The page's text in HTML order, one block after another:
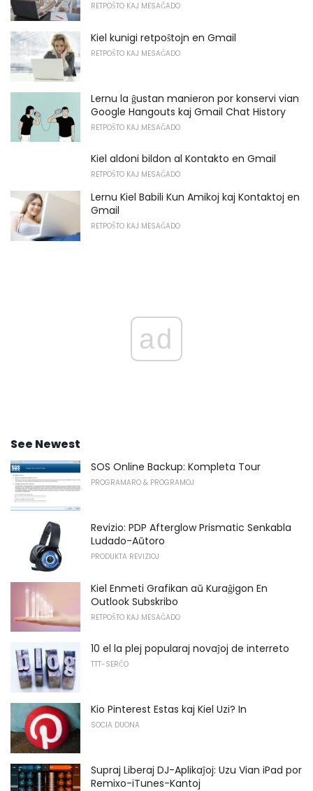
RETPOŜTO KAJ MESAĜADO
Kiel kunigi retpoŝtojn en Gmail
RETPOŜTO KAJ MESAĜADO
Lernu la ĝustan manieron por konservi vian
Google Hangouts kaj Gmail Chat History
RETPOŜTO KAJ MESAĜADO
Kiel aldoni bildon al Kontakto en Gmail
RETPOŜTO KAJ MESAĜADO
Lernu Kiel Babili Kun Amikoj kaj Kontaktoj en
Gmail
RETPOŜTO KAJ MESAĜADO
ad
See Newest
SOS Online Backup: Kompleta Tour
PROGRAMARO & PROGRAMOJ
Revizio: PDP Afterglow Prismatic Senkabla
Ludado-Aŭtoro
PRODUKTA REVIZIOJ
Kiel Enmeti Grafikan aŭ Kuraĝigon En
Outlook Subskribo
RETPOŜTO KAJ MESAĜADO
10 el la plej popularaj novaĵoj de interreto
TTT-SERĈO
Kio Pinterest Estas kaj Kiel Uzi? In
SOCIA DUONA
Supraj Liberaj DJ-Aplikaĵoj: Uzu Vian iPad por
Remixo-iTunes-Kantoj